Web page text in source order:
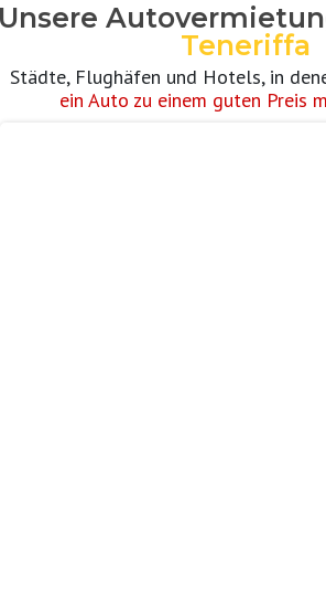
Teneriffa
Städte, Flughäfen und Hotels, in
ein Auto zu einem guten Preis